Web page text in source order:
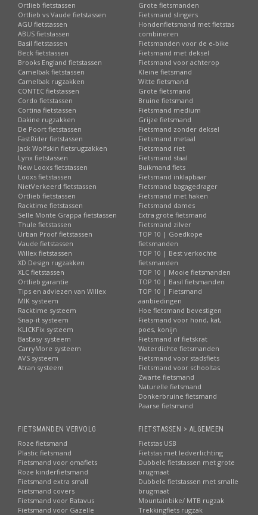
Ortlieb fietstassen
Ortlieb vs Vaude fietstassen
AGU fietstassen
ABUS fietstassen
Basil fietstassen
Beck fietstassen
Brooks England fietstassen
Camelbak fietstassen
Camelbak rugzakken
CONTEC fietstassen
Cordo fietstassen
Cortina fietstassen
Dakine rugzakken
De Poort fietstassen
FastRider fietstassen
Jack Wolfskin fietsrugzakken
Lynx fietstassen
New Looxs fietstassen
Looxs fietstassen
NietVerkeerd fietstassen
Ortlieb fietstassen
Racktime fietstassen
Selle Monte Grappa fietstassen
Thule fietstassen
Urban Proof fietstassen
Vaude fietstassen
Willex fietstassen
XD Design rugzakken
XLC fietstassen
Ortlieb garantie
Tips en adviezen van Willex
MIK systeem
Racktime systeem
Snap-it systeem
KLICKFix systeem
BasEasy systeem
CarryMore systeem
AVS systeem
Atran systeem
Grote fietsmanden
Fietsmand slingers
Hondenfietsmand met fietstas
combineren
Fietsmanden voor de e-bike
Fietsmand met deksel
Fietsmand voor achterop
Kleine fietsmand
Witte fietsmand
Grote fietsmand
Bruine fietsmand
Fietsmand medium
Grijze fietsmand
Fietsmand zonder deksel
Fietsmand metaal
Fietsmand riet
Fietsmand staal
Buikmand fiets
Fietsmand inklapbaar
Fietsmand bagagedrager
Fietsmand met haken
Fietsmand dames
Extra grote fietsmand
Fietsmand zilver
TOP 10 | Goedkope
fietsmanden
TOP 10 | Best verkochte
fietsmanden
TOP 10 | Mooie fietsmanden
TOP 10 | Basil fietsmanden
TOP 10 | Fietsmand
aanbiedingen
Hoe fietsmand bevestigen
Fietsmand voor hond, kat,
poes, konijn
Fietsmand of fietskrat
Waterdichte fietsmanden
Fietsmand voor stadsfiets
Fietsmand voor schooltas
Zwarte fietsmand
Naturelle fietsmand
Donkerbruine fietsmand
Paarse fietsmand
FIETSMANDEN VERVOLG
Roze fietsmand
Plastic fietsmand
Fietsmand voor omafiets
Roze kinderfietsmand
Fietsmand extra small
Fietsmand covers
Fietsmand voor Batavus
Fietsmand voor Gazelle
FIETSTASSEN > ALGEMEEN
Fietstas USB
Fietstas met ledverlichting
Dubbele fietstassen met grote
brugmaat
Dubbele fietstassen met smalle
brugmaat
Mountainbike/ MTB rugzak
Trekkingfiets rugzak